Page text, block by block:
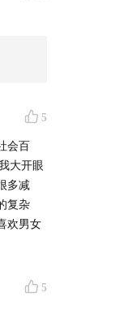
5
会百
大开眼
多减
复杂
欢男女
5